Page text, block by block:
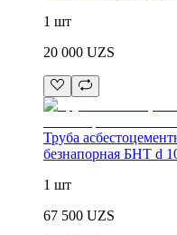
1 шт
20 000 UZS
Труба
безнапорная БНТ d
1 шт
67 500 UZS